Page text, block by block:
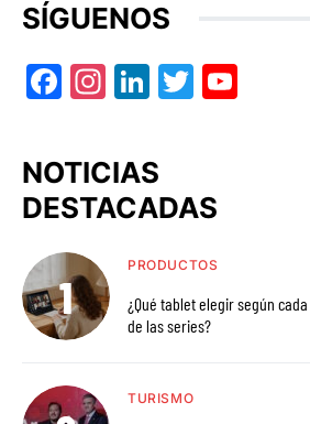
SÍGUENOS
Facebook
Instagram
LinkedIn
Twitter
NOTICIAS
DESTACADAS
PRODUCTOS
¿Qué tablet elegir según
de las series?
TURISMO